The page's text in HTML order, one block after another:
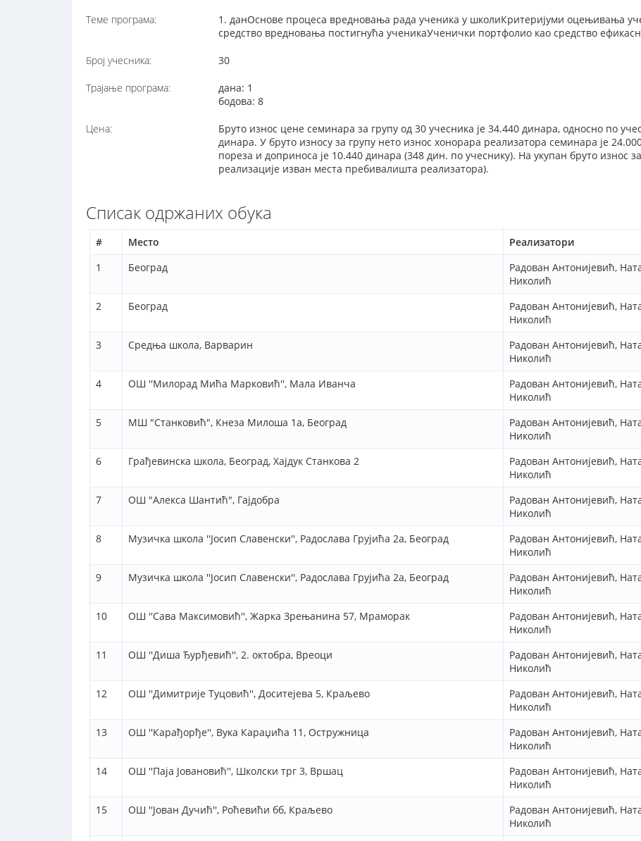
Теме програма:
1. данОснове процеса вредновања рада ученика у школиКритеријуми оцењивања
средство вредновања постигнућа ученикаУченички портфолио као средство
Број учесника: 30
Трајање програма:
дана: 1
бодова: 8
Цена:
Бруто износ цене семинара за групу од 30 учесника је 34.440 динара, односно по
динара. У бруто износу за групу нето износ хонорара реализатора семинара је
пореза и доприноса је 10.440 динара (348 дин. по учеснику). На укупан бруто износ
реализације изван места пребивалишта реализатора).
Списак одржаних обука
# Место Реализатори
1
Београд
Радован Антонијевић,
Николић
2 Београд
Радован Антонијевић,
Николић
3 Средња школа, Варварин
Радован Антонијевић,
Николић
4 ОШ ''Милорад Мића Марковић'', Мала Иванча
Радован Антонијевић,
Николић
5 МШ "Станковић", Кнеза Милоша 1а, Београд
Радован Антонијевић,
Николић
6 Грађевинска школа, Београд, Хајдук Станкова 2
Радован Антонијевић,
Николић
7 ОШ "Алекса Шантић", Гајдобра
Радован Антонијевић,
Николић
8 Музичка школа ''Јосип Славенски'', Радослава Грујића 2а, Београд
Радован Антонијевић,
Николић
9 Музичка школа ''Јосип Славенски'', Радослава Грујића 2а, Београд
Радован Антонијевић,
Николић
10 ОШ ''Сава Максимовић'', Жарка Зрењанина 57, Мраморак
Радован Антонијевић,
Николић
11 ОШ ''Диша Ђурђевић'', 2. октобра, Вреоци
Радован Антонијевић,
Николић
12 ОШ ''Димитрије Туцовић'', Доситејева 5, Краљево
Радован Антонијевић,
Николић
13 ОШ ''Карађорђе'', Вука Караџића 11, Остружница
Радован Антонијевић,
Николић
14 ОШ ''Паја Јовановић'', Школски трг 3, Вршац
Радован Антонијевић,
Николић
15 ОШ ''Јован Дучић'', Роћевићи бб, Краљево
Радован Антонијевић,
Николић